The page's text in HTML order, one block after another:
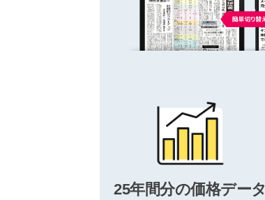
25年間分の価格データ